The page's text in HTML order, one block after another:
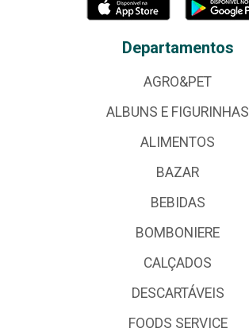
Departamentos
AGRO&PET
ALBUNS E FIGURINHAS
ALIMENTOS
BAZAR
BEBIDAS
BOMBONIERE
CALÇADOS
DESCARTÁVEIS
FOODS SERVICE